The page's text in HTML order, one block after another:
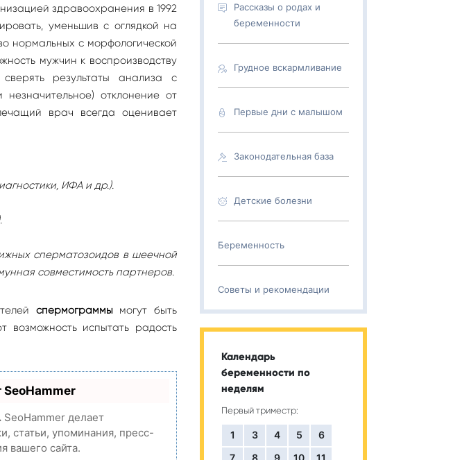
здравоохранения в 1992
уменьшив с оглядкой на
нормальных с морфологической
мужчин к воспроизводству
результаты анализа с
отклонение от
врач всегда оценивает
ИФА и др.).
сперматозоидов в шеечной
совместимость партнеров.
спермограммымогут быть
испытать радость
SeoHammer делает
статьи, упоминания, пресс-
вашего сайта.
Рассказы о родах и
беременности
Грудное вскармливание
Первые дни с малышом
Законодательная база
Детские болезни
Беременность
Советы и рекомендации
Календарь
беременности по
неделям
Первый триместр:
1 3 4 5
6
7
8 9 10
11